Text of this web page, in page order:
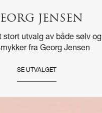
JENSEN
stort utvalg av både sølv og
fra Georg Jensen
SE UTVALGET